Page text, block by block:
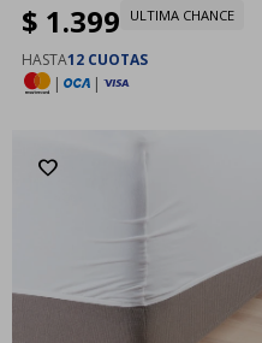
$ 1.399 ULTIMA CHANCE
HASTA12 CUOTAS
|
|